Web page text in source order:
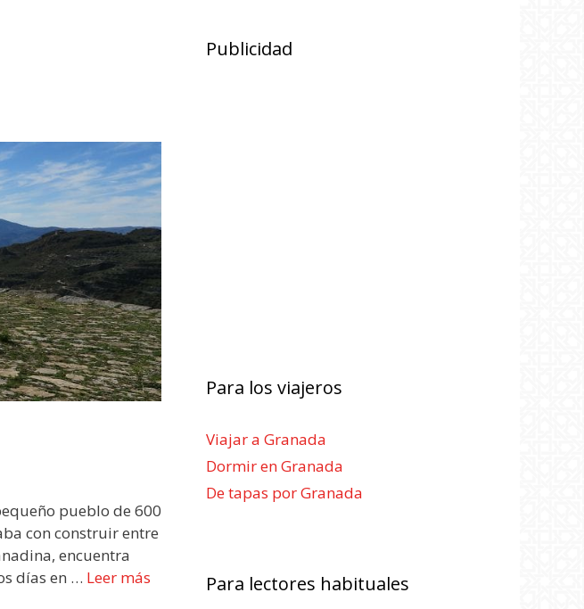
pueblo de 600
con construir entre
encuentra
días en … Leer más
Publicidad
Para los viajeros
Viajar a Granada
Dormir en Granada
De tapas por Granada
Para lectores habituales